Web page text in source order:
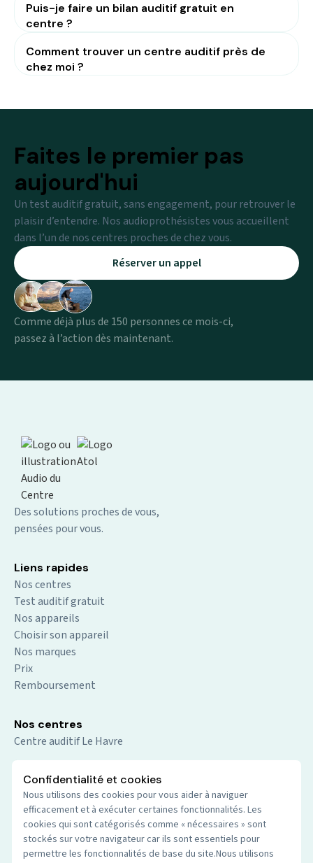
Puis-je faire un bilan auditif gratuit en
centre ?
Comment trouver un centre auditif près de
chez moi ?
Faites le premier pas
aujourd'hui
Un test auditif gratuit, sans engagement, pour retrouver le
plaisir d’entendre. Nos audioprothésistes vous accueillent
dans l’un de nos centres proches de chez vous.
Réserver un appel
Comme déjà plus de 150 personnes ce mois-ci,
passez à l’action dès maintenant.
Confidentialité et cookies
Nous utilisons des cookies pour vous aider à naviguer
efficacement et à exécuter certaines fonctionnalités. Les
cookies qui sont catégorisés comme « nécessaires » sont
stockés sur votre navigateur car ils sont essentiels pour
permettre les fonctionnalités de base du site.Nous utilisons
Des solutions proches de vous,
pensées pour vous.
Liens rapides
Nos centres
Test auditif gratuit
Nos appareils
Choisir son appareil
Nos marques
Prix
Remboursement
Nos centres
Centre auditif Le Havre
Centre auditif Gennevilliers
Centre auditif Sevran
Centre auditif Caen Hérouville
Centre auditif Nice - La Trinité
Centre auditif Calais Mi-Voix